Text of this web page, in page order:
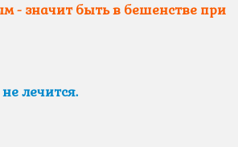
- значит быть в бешенстве при
лечится.